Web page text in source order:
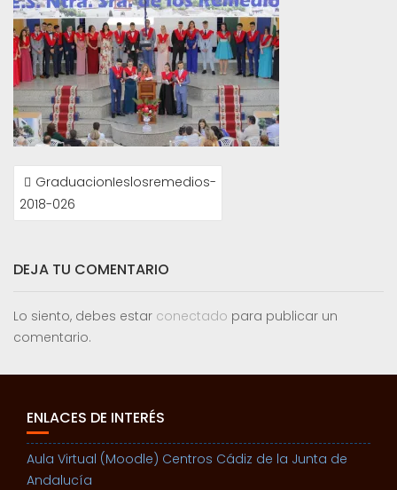
NAVEGACIÓN
DE
ENTRADAS
GraduacionIeslosremedios-
2018-026
DEJA TU COMENTARIO
Lo siento, debes estar conectado para publicar un
comentario.
ENLACES DE INTERÉS
Aula Virtual (Moodle) Centros Cádiz de la Junta de
Andalucía